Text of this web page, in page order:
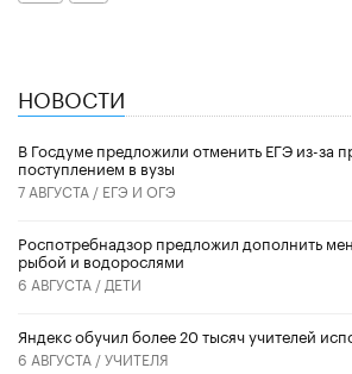
НОВОСТИ
В Госдуме предложили отменить ЕГЭ из-за
поступлением в вузы
7 АВГУСТА / ЕГЭ И ОГЭ
Роспотребнадзор предложил дополнить
рыбой и водорослями
6 АВГУСТА / ДЕТИ
​Яндекс обучил более 20 тысяч учителей
6 АВГУСТА /УЧИТЕЛЯ